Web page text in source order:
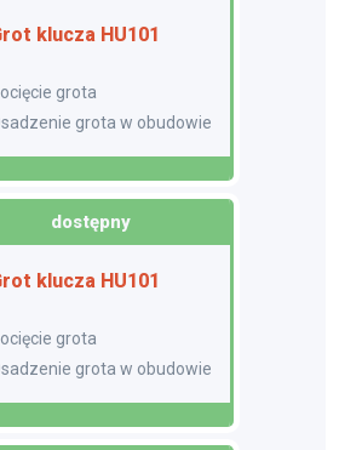
Grot klucza HU101
Docięcie grota
Osadzenie grota w obudowie
dostępny
Grot klucza HU101
Docięcie grota
Osadzenie grota w obudowie